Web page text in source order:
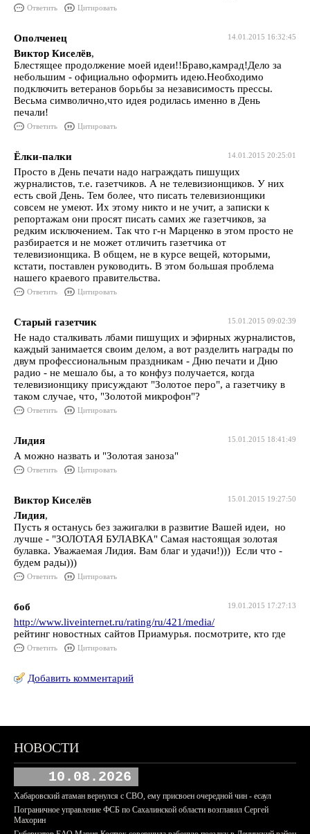
Ответить Цитировать
14.01.2015 16:32:45
Ополченец
Виктор Киселёв,
Блестящее продолжение моей идеи!!Браво,камрад!Дело за
небольшим - официально оформить идею.Необходимо
подключить ветеранов борьбы за независимость прессы.
Весьма символично,что идея родилась именно в День
печали!
Ответить Цитировать
14.01.2015 20:25:01
Ёлки-палки
Просто в День печати надо награждать пишущих
журналистов, т.е. газетчиков. А не телевизионщиков. У них
есть свой День. Тем более, что писать телевизионщики
совсем не умеют. Их этому никто и не учит, а записки к
репортажам они просят писать самих же газетчиков, за
редким исключением. Так что г-н Марценко в этом просто не
разбирается и не может отличить газетчика от
телевизионщика. В общем, не в курсе вещей, которыми,
кстати, поставлен руководить. В этом большая проблема
нашего краевого правительства.
Ответить Цитировать
15.01.2015 09:02:39
Старый газетчик
Не надо сталкивать лбами пишущих и эфирных журналистов,
каждый занимается своим делом, а вот разделить награды по
двум профессиональным праздникам - Дню печати и Дню
радио - не мешало бы, а то конфуз получается, когда
телевизионщику присуждают "Золотое перо", а газетчику в
таком случае, что, "Золотой микрофон"?
Ответить Цитировать
15.01.2015 18:41:49
Лидия
А можно назвать и "Золотая заноза"
Ответить Цитировать
15.01.2015 19:27:50
Виктор Киселёв
Лидия,
Пусть я останусь без зажигалки в развитие Вашей идеи, но
лучше - "ЗОЛОТАЯ БУЛАВКА" Самая настоящая золотая
булавка. Уважаемая Лидия. Вам благ и удачи!))) Если что -
будем рады)))
Ответить Цитировать
19.01.2015 17:27:13
боб
http://www.liveinternet.ru/rating/ru/421/media/
рейтинг новостных сайтов Приамурья. посмотрите, кто где
Ответить Цитировать
Добавить комментарий
НОВОСТИ
10.08.2026
Хабаровский атаман вернулся с СВО, ему присвоен очередной чин - есаул
Пограничное управление ФСБ по Сахалинской области возглавил Сергей
Махорин